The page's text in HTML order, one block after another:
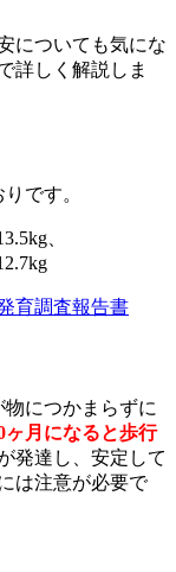
についても気にな
詳しく解説しま
です。
、
育調査報告書
につかまらずに
ヶ月になると歩行
発達し、安定して
は注意が必要で